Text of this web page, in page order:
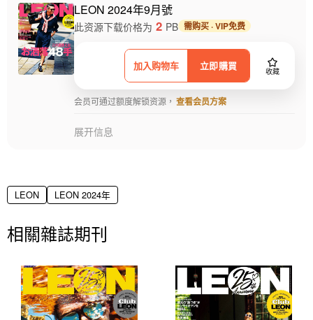
LEON 2024年9月號
加入购物车 立即購買 收藏
此资源下载价格为 2 PB 需购买 · VIP免费
会员可通过额度解锁资源， 查看会员方案
展开信息
LEON LEON 2024年
相關雜誌期刊